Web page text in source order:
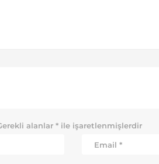
alanlar * ile işaretlenmişlerdir